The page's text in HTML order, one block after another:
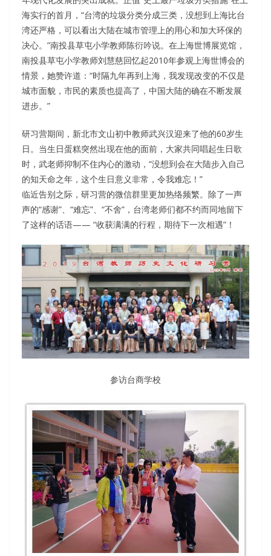
海实行的首月，“台湾的垃圾分类分成三类，没想到上海比台
湾还严格，可以看出大陆在城市管理上的用心和加大环保的
决心。”南投县草屯小学教师陈衍吟说。在上海世博展览馆，
南投县草屯小学教师刘慧慈回忆起2010年参观上海世博会的
情景，她赞许道：“时隔九年再到上海，我发现改变的不仅是
城市面貌，市民的素质也提高了，中国大陆的确在不断发展
进步。”
研习营期间，新北市文山初中教师武兴汉迎来了他的60岁生
日。当生日蛋糕突然出现在他的面前，大家共同唱起生日歌
时，武老师抑制不住内心的激动，“没想到会在大陆步入自己
的知天命之年，这个生日意义非常，令我难忘！”
临近告别之际，研习营的微信群里更加热络频繁。除了一声
声的“感谢”、“难忘”、“不舍”，台湾老师们都不约而同地留下
了这样的话语—— “收获满满的行程，期待下一次相遇”！
参访台商学校